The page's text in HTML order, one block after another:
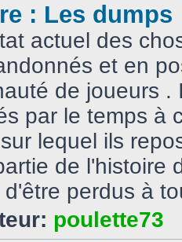
: Les dumps
actuel des
et en
de joueurs .
par le temps à
lequel ils
de l'histoire
perdus à
poulette73